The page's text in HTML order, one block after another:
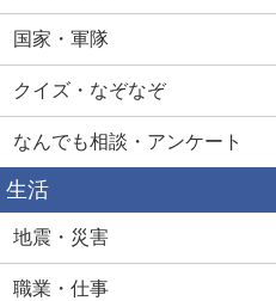
国家・軍隊
クイズ・なぞなぞ
なんでも相談・アンケート
生活
地震・災害
職業・仕事